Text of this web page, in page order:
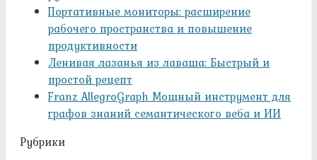
Портативные мониторы: расширение
рабочего пространства и повышение
продуктивности
Ленивая лазанья из лаваша: Быстрый и
простой рецепт
Franz AllegroGraph Мощный инструмент для
графов знаний семантического веба и ИИ
Рубрики